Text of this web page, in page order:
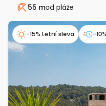
Pláž 55 mod pláže
-15% Letní sleva -